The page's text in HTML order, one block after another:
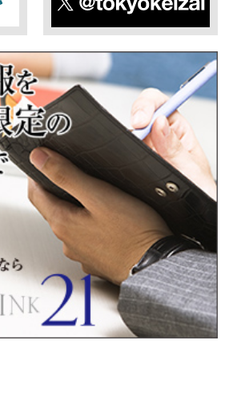
利用目的を達成できない場合があり
情報について、通知・開示・訂正・
供停止の希望がございましたら、本
て、個人データの通知・開示・訂
止・提供停止の請求に応じます。
（運転免許証、パスポート何れかの
扱申請書」「委任状」（代理人による
ます）を当社宛にお送り下さい。
るお問合せ・相談窓口＞
倉北区鍛冶町2丁目5-11（第一東経ビ
9986
：00
X